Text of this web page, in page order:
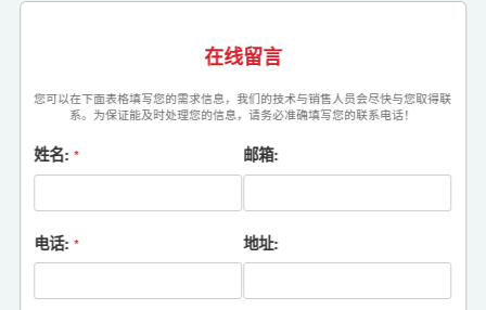
在线留言
您可以在下面表格填写您的需求信息，我们的技术与销售人员会尽快与您取得联
系。为保证能及时处理您的信息，请务必准确填写您的联系电话！
姓名: * 邮箱:
电话: * 地址: